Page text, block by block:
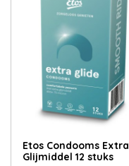
Etos Condooms Extra
Glijmiddel 12 stuks